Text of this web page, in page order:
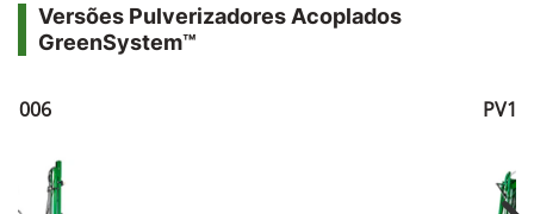
Versões Pulverizadores Acoplados
GreenSystem™